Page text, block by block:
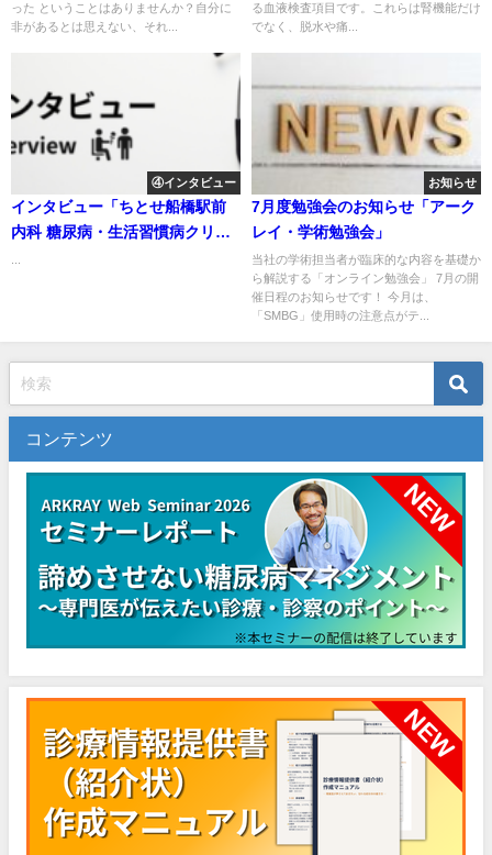
った ということはありませんか？自分に
非があるとは思えない、それ...
る血液検査項目です。これらは腎機能だけ
でなく、脱水や痛...
④インタビュー
インタビュー「ちとせ船橋駅前
内科 糖尿病・生活習慣病クリニ
...
お知らせ
7月度勉強会のお知らせ「アーク
レイ・学術勉強会」
当社の学術担当者が臨床的な内容を基礎か
ら解説する「オンライン勉強会」 7月の開
催日程のお知らせです！ 今月は、
「SMBG」使用時の注意点がテ...
コンテンツ